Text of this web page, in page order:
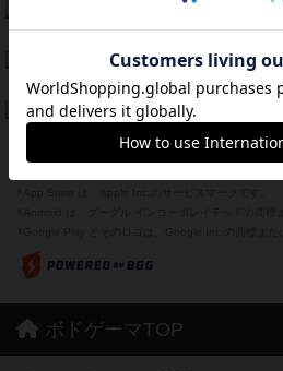
紹介文あり 1件の投稿
Bitter End ブタペスト救出作戦
ドコジャン
ボドゲーマTOP